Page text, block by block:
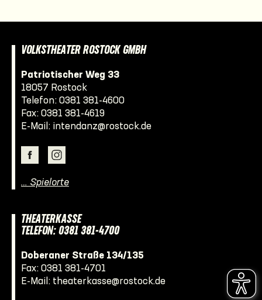
VOLKSTHEATER ROSTOCK GMBH
Patriotischer Weg 33
18057 Rostock
Telefon: 0381 381-4600
Fax: 0381 381-4619
E-Mail: intendanz@rostock.de
… Spielorte
THEATERKASSE
TELEFON: 0381 381-4700
Doberaner Straße 134/135
Fax: 0381 381-4701
E-Mail: theaterkasse@rostock.de